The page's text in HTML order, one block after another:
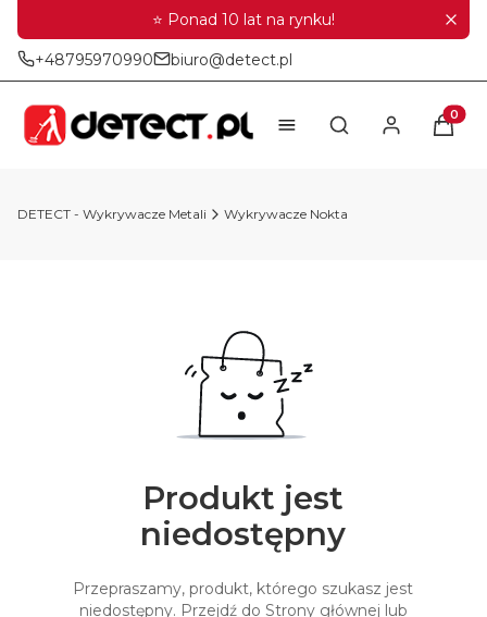
⭐ Ponad 10 lat na rynku!
+48795970990 biuro@detect.pl
Otwórz
DETECT - Wykrywacze Metali Wykrywacze Nokta
Produkt jest
niedostępny
Przepraszamy, produkt, którego szukasz jest
niedostępny. Przejdź do Strony głównej lub